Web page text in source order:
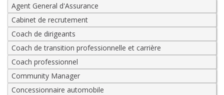
Agent General d'Assurance
Cabinet de recrutement
Coach de dirigeants
Coach de transition professionnelle et carrière
Coach professionnel
Community Manager
Concessionnaire automobile